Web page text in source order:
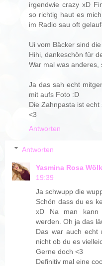
irgendwie crazy xD
so richtig haut es
im Radio sau oft
Ui vom Bäcker sind
Hihi, dankeschön für
War mal was anderes,
Ja das sah echt
mit aufs Foto :D
Die Zahnpasta ist
<3
Antworten
Antworten
Yasmina Rosa
19:39
Ja schwupp die
Schön dass du es
xD Na man kann
werden. Oh ja das
Das war auch echt
nicht ob du es
Gerne doch <3
Definitiv mal eine